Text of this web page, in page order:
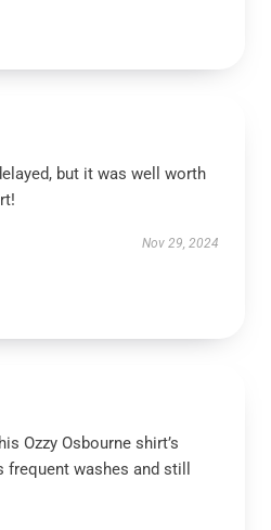
but it was well worth
Nov 29, 2024
Ozzy Osbourne shirt’s
washes and still